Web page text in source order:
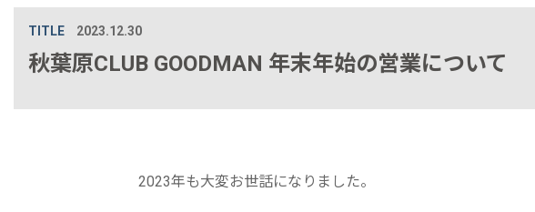
TITLE 2023.12.30
秋葉原CLUB GOODMAN 年末年始の営業について
2023年も大変お世話になりました。